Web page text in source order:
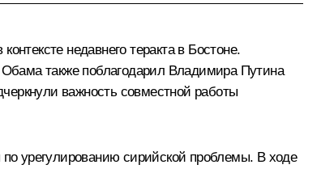
недавнего теракта в Бостоне.
Обаматакже поблагодарил Владимира Путина
важность совместной работы
урегулированию сирийской проблемы. В ходе